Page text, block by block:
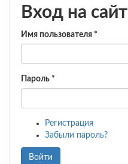
Вход на сайт
Имя пользователя *
Пароль *
Регистрация
Забыли пароль?
Войти